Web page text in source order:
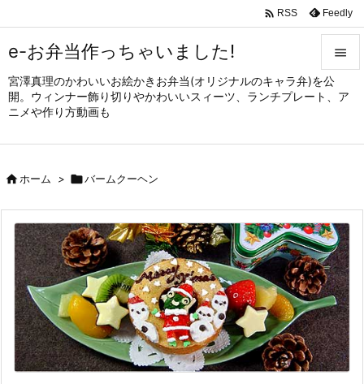
e-お弁当作っちゃいました!
宮澤真理のかわいいお絵かきお弁当(オリジナルのキャラ弁)を公
開。ウィンナー飾り切りやかわいいスィーツ、ランチプレート、ア
ニメや作り方動画も


メニュ
サイド

次へ

検索
 RSS Feedly
ホーム > バームクーヘン